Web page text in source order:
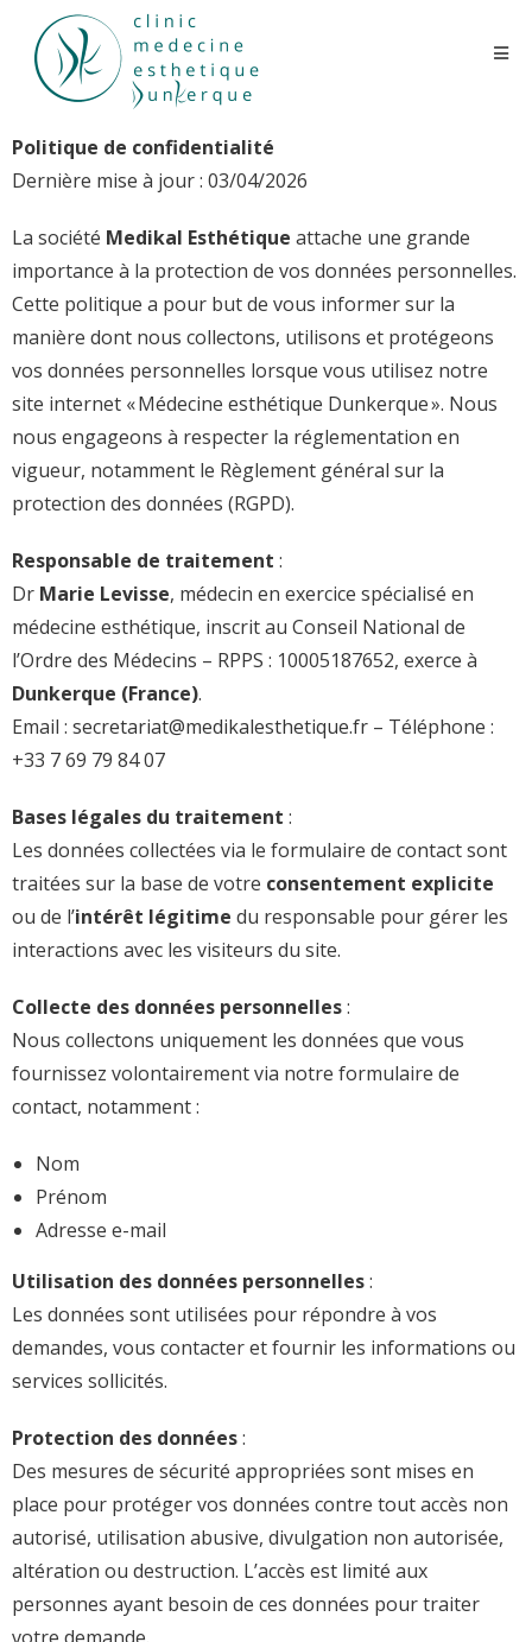
Politique de confidentialité
Dernière mise à jour : 03/04/2026
La société Medikal Esthétique attache une grande
importance à la protection de vos données personnelles.
Cette politique a pour but de vous informer sur la
manière dont nous collectons, utilisons et protégeons
vos données personnelles lorsque vous utilisez notre
site internet « Médecine esthétique Dunkerque ». Nous
nous engageons à respecter la réglementation en
vigueur, notamment le Règlement général sur la
protection des données (RGPD).
Responsable de traitement :
Dr Marie Levisse, médecin en exercice spécialisé en
médecine esthétique, inscrit au Conseil National de
l’Ordre des Médecins – RPPS : 10005187652, exerce à
Dunkerque (France).
Email : secretariat@medikalesthetique.fr – Téléphone :
+33 7 69 79 84 07
Bases légales du traitement :
Les données collectées via le formulaire de contact sont
traitées sur la base de votre consentement explicite
ou de l’intérêt légitime du responsable pour gérer les
interactions avec les visiteurs du site.
Collecte des données personnelles:
Nous collectons uniquement les données que vous
fournissez volontairement via notre formulaire de
contact, notamment :
Nom
Prénom
Adresse e-mail
Utilisation des données personnelles:
Les données sont utilisées pour répondre à vos
demandes, vous contacter et fournir les informations ou
services sollicités.
Protection des données:
Des mesures de sécurité appropriées sont mises en
place pour protéger vos données contre tout accès non
autorisé, utilisation abusive, divulgation non autorisée,
altération ou destruction. L’accès est limité aux
personnes ayant besoin de ces données pour traiter